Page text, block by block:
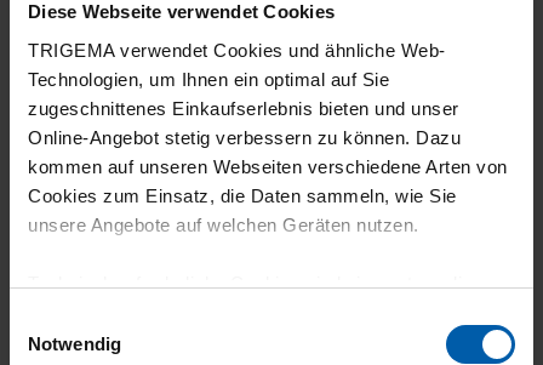
Diese Webseite verwendet Cookies
TRIGEMA verwendet Cookies und ähnliche Web-
Technologien, um Ihnen ein optimal auf Sie
zugeschnittenes Einkaufserlebnis bieten und unser
Online-Angebot stetig verbessern zu können. Dazu
kommen auf unseren Webseiten verschiedene Arten von
Cookies zum Einsatz, die Daten sammeln, wie Sie
unsere Angebote auf welchen Geräten nutzen.
Technisch erforderliche Cookies sind eine notwendige
grundlegende Funktionen wie etwa zur Auswahl und
Notwendig
5
Passt ausgezeichnet. Für mich ein super
Basic, seit vielen Jahren, von dem ich immer
in weiß, blau und schwarz um die 20 Stück
habe. Halten ewig.